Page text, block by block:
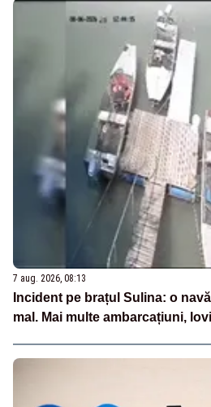
7 aug. 2026, 08:13
Incident pe brațul Sulina: o
mal. Mai multe ambarcațiuni,